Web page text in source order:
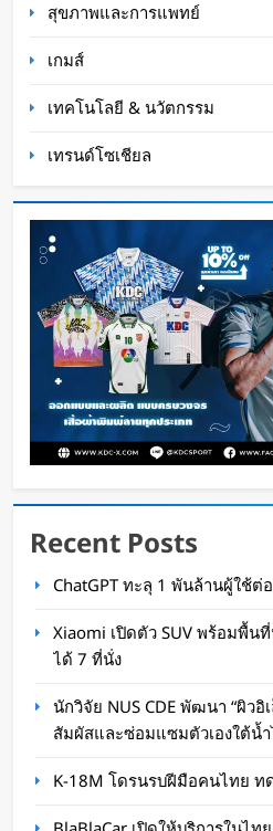
ระหว่างเมือง ช่วยหารค่าน้
WaWaW Content 1 วัน ago
Disney+ จับมือ TikTok ดึงค
Oat Content
สุขภาพและการแพทย์
เกมส์
เทคโนโลยี & นวัตกรรม
เทรนด์โซเชียล
Recent Posts
ChatGPT ทะลุ 1 พันล้านผู้ใช้ต่
Xiaomi เปิดตัว SUV พร้อมพื้น
ได้ 7 ที่นั่ง
นักวิจัย NUS CDE พัฒนา “ผิวอิ
สัมผัสและซ่อมแซมตัวเองใต้น้
K-18M โดรนรบฝีมือคนไทย ท